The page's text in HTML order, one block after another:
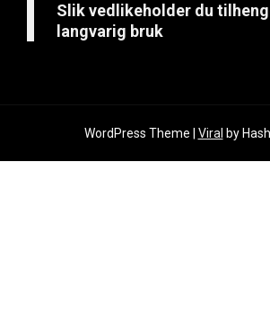
Slik vedlikeholder du
langvarig bruk
WordPress Theme | Viral by